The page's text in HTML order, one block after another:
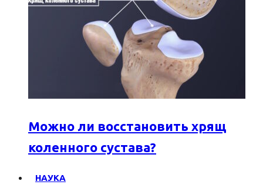
Можно ли восстановить хрящ
коленного сустава?
НАУКА